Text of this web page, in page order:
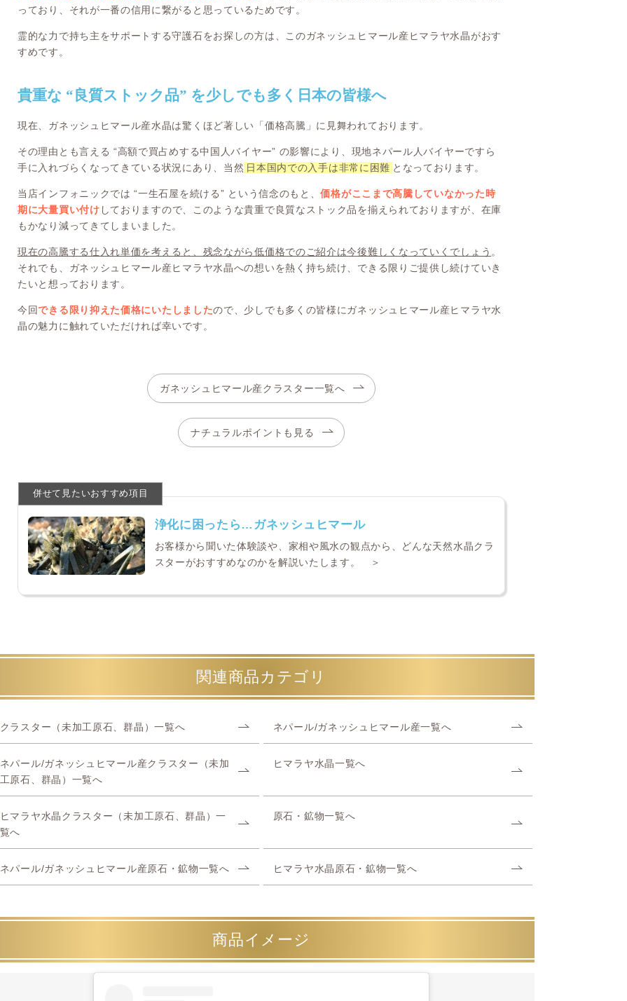
っており、それが一番の信用に繋がると思っているためです。
霊的な力で持ち主をサポートする守護石をお探しの方は、このガネッシュヒマール産ヒマラヤ水晶がおす
すめです。
貴重な “良質ストック品” を少しでも多く日本の皆様へ
現在、ガネッシュヒマール産水晶は驚くほど著しい「価格高騰」に見舞われております。
その理由とも言える “高額で買占めする中国人バイヤー” の影響により、現地ネパール人バイヤーですら
手に入れづらくなってきている状況にあり、当然 日本国内での入手は非常に困難 となっております。
当店インフォニックでは “一生石屋を続ける” という信念のもと、価格がここまで高騰していなかった時
期に大量買い付け しておりますので、このような貴重で良質なストック品を揃えられておりますが、在庫
もかなり減ってきてしまいました。
現在の高騰する仕入れ単価を考えると、残念ながら低価格でのご紹介は今後難しくなっていくでしょう 。
それでも、ガネッシュヒマール産ヒマラヤ水晶への想いを熱く持ち続け、できる限りご提供し続けていき
たいと想っております。
今回できる限り抑えた価格にいたしましたので、少しでも多くの皆様にガネッシュヒマール産ヒマラヤ水
晶の魅力に触れていただければ幸いです。
ガネッシュヒマール産クラスター一覧へ
ナチュラルポイントも見る
浄化に困ったら…ガネッシュヒマール
お客様から聞いた体験談や、家相や風水の観点から、どんな天然水晶クラ
スターがおすすめなのかを解説いたします。 ＞
関連商品カテゴリ
クラスター（未加工原石、群晶）一覧へ ネパール/ガネッシュヒマール産一覧へ
ネパール/ガネッシュヒマール産クラスター（未加
工原石、群晶）一覧へ
ヒマラヤ水晶一覧へ
ヒマラヤ水晶クラスター（未加工原石、群晶）一
覧へ
原石・鉱物一覧へ
ネパール/ガネッシュヒマール産原石・鉱物一覧へ ヒマラヤ水晶原石・鉱物一覧へ
商品イメージ